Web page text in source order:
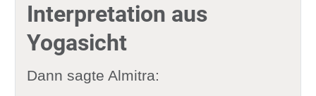
Interpretation aus
Yogasicht
Dann sagte Almitra: